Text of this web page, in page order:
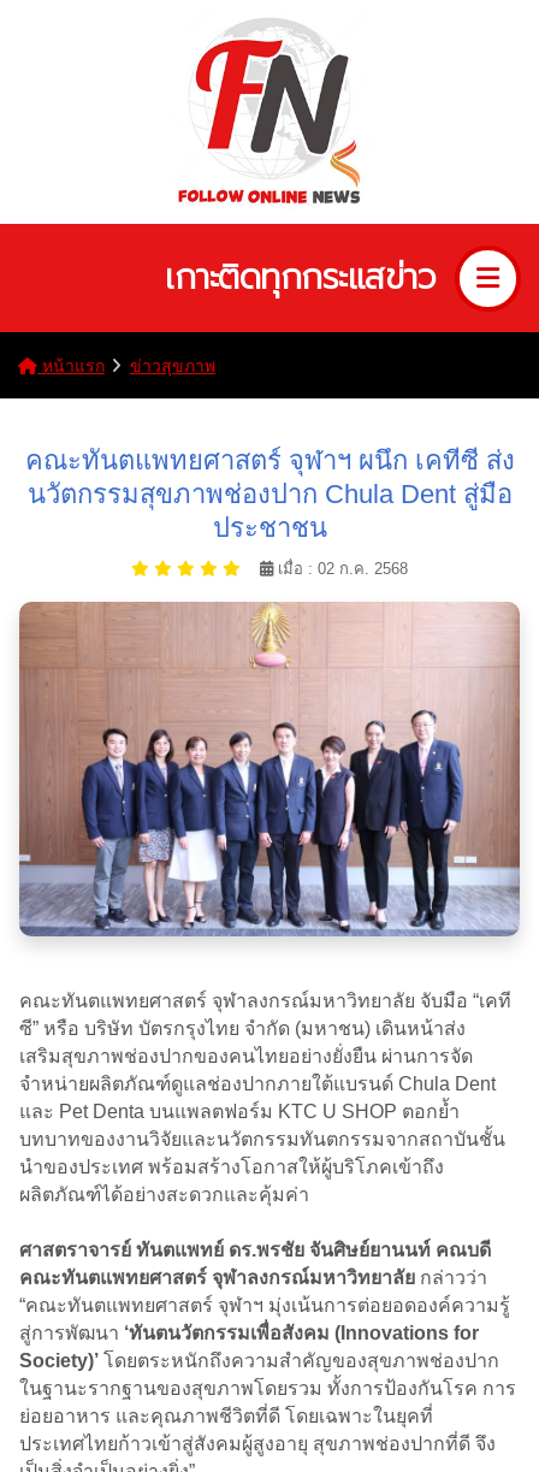
เกาะติดทุกกระแสข่าว
หน้าแรก ข่าวสุขภาพ
คณะทันตแพทยศาสตร์ จุฬาฯ ผนึก เคทีซี ส่ง
นวัตกรรมสุขภาพช่องปาก Chula Dent สู่มือ
ประชาชน
เมื่อ : 02 ก.ค. 2568
คณะทันตแพทยศาสตร์ จุฬาลงกรณ์มหาวิทยาลัย จับมือ “เคที
ซี” หรือ บริษัท บัตรกรุงไทย จำกัด (มหาชน) เดินหน้าส่ง
เสริมสุขภาพช่องปากของคนไทยอย่างยั่งยืน ผ่านการจัด
จำหน่ายผลิตภัณฑ์ดูแลช่องปากภายใต้แบรนด์ Chula Dent
และ Pet Denta บนแพลตฟอร์ม KTC U SHOP ตอกย้ำ
บทบาทของงานวิจัยและนวัตกรรมทันตกรรมจากสถาบันชั้น
นำของประเทศ พร้อมสร้างโอกาสให้ผู้บริโภคเข้าถึง
ผลิตภัณฑ์ได้อย่างสะดวกและคุ้มค่า
ศาสตราจารย์ ทันตแพทย์ ดร.พรชัย จันศิษย์ยานนท์ คณบดี
คณะทันตแพทยศาสตร์ จุฬาลงกรณ์มหาวิทยาลัย กล่าวว่า
“คณะทันตแพทยศาสตร์ จุฬาฯ มุ่งเน้นการต่อยอดองค์ความรู้
สู่การพัฒนา ‘ทันตนวัตกรรมเพื่อสังคม (Innovations for
Society)’ โดยตระหนักถึงความสำคัญของสุขภาพช่องปาก
ในฐานะรากฐานของสุขภาพโดยรวม ทั้งการป้องกันโรค การ
ย่อยอาหาร และคุณภาพชีวิตที่ดี โดยเฉพาะในยุคที่
ประเทศไทยก้าวเข้าสู่สังคมผู้สูงอายุ สุขภาพช่องปากที่ดี จึง